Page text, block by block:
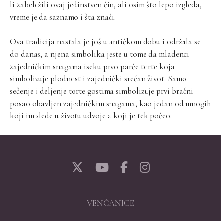
li zabeležili ovaj jedinstven čin, ali osim što lepo izgleda,
vreme je da saznamo i šta znači.
Ova tradicija nastala je još u antičkom dobu i održala se
do danas, a njena simbolika jeste u tome da mladenci
zajedničkim snagama iseku prvo parče torte koja
simbolizuje plodnost i zajednički srećan život. Samo
sečenje i deljenje torte gostima simbolizuje prvi bračni
posao obavljen zajedničkim snagama, kao jedan od mnogih
koji im slede u životu udvoje a koji je tek počeo.
VENČANICE